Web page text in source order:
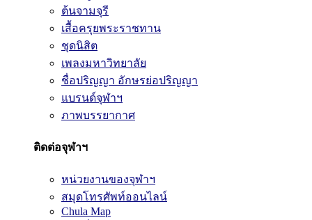
ต้นจามจุรี
เสื้อครุยพระราชทาน
ชุดนิสิต
เพลงมหาวิทยาลัย
ชื่อปริญญา อักษรย่อปริญญา
แบรนด์จุฬาฯ
ภาพบรรยากาศ
ติดต่อจุฬาฯ
หน่วยงานของจุฬาฯ
สมุดโทรศัพท์ออนไลน์
Chula Map